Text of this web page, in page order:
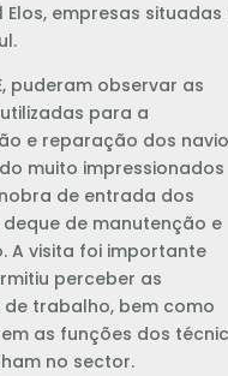
empresas situadas
puderam observar as
para a
e reparação dos
muito impressionados
de entrada dos
de manutenção e
A visita foi importante
perceber as
trabalho, bem como
as funções dos
no sector.